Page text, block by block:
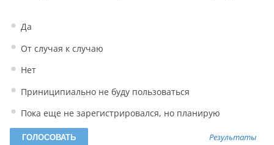
Да
От случая к случаю
Нет
Приниципиально не буду пользоваться
Пока еще не зарегистрировался, но планирую
Результаты